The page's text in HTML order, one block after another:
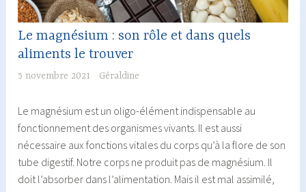
Le magnésium : son rôle et dans quels
aliments le trouver
5 novembre 2021 Géraldine
Le magnésium est un oligo-élément indispensable au
fonctionnement des organismes vivants. Il est aussi
nécessaire aux fonctions vitales du corps qu’à la flore de son
tube digestif. Notre corps ne produit pas de magnésium. Il
doit l’absorber dans l’alimentation. Mais il est mal assimilé,